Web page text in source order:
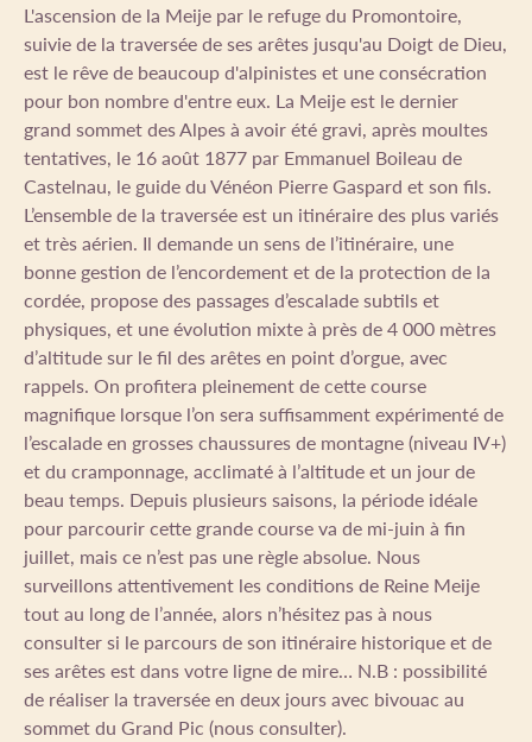
L'ascension de la Meije par le refuge du Promontoire,
suivie de la traversée de ses arêtes jusqu'au Doigt de Dieu,
est le rêve de beaucoup d'alpinistes et une consécration
pour bon nombre d'entre eux. La Meije est le dernier
grand sommet des Alpes à avoir été gravi, après moultes
tentatives, le 16 août 1877 par Emmanuel Boileau de
Castelnau, le guide du Vénéon Pierre Gaspard et son fils.
L’ensemble de la traversée est un itinéraire des plus variés
et très aérien. Il demande un sens de l’itinéraire, une
bonne gestion de l’encordement et de la protection de la
cordée, propose des passages d’escalade subtils et
physiques, et une évolution mixte à près de 4 000 mètres
d’altitude sur le fil des arêtes en point d’orgue, avec
rappels. On profitera pleinement de cette course
magnifique lorsque l’on sera suffisamment expérimenté de
l’escalade en grosses chaussures de montagne (niveau IV+)
et du cramponnage, acclimaté à l’altitude et un jour de
beau temps. Depuis plusieurs saisons, la période idéale
pour parcourir cette grande course va de mi-juin à fin
juillet, mais ce n’est pas une règle absolue. Nous
surveillons attentivement les conditions de Reine Meije
tout au long de l’année, alors n’hésitez pas à nous
consulter si le parcours de son itinéraire historique et de
ses arêtes est dans votre ligne de mire… N.B : possibilité
de réaliser la traversée en deux jours avec bivouac au
sommet du Grand Pic (nous consulter).